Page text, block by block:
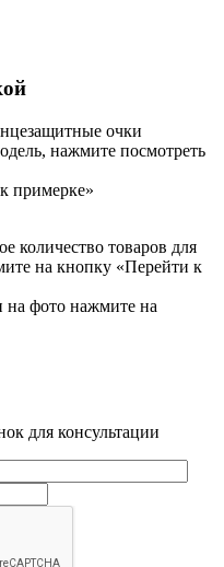
очки
нажмите посмотреть
примерке»
количество товаров для
на кнопку «Перейти к
на фото нажмите на
для консультации